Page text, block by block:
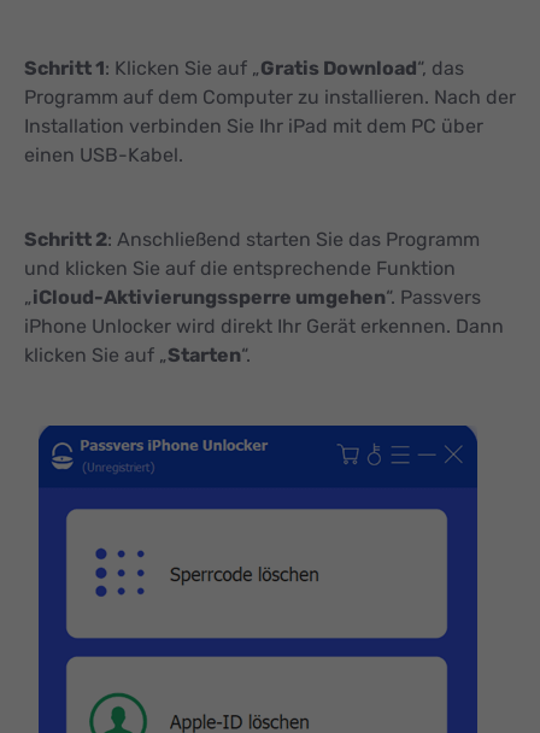
Schritt 1: Klicken Sie auf „Gratis Download“, das
Programm auf dem Computer zu installieren. Nach der
Installation verbinden Sie Ihr iPad mit dem PC über
einen USB-Kabel.
Schritt 2: Anschließend starten Sie das Programm
und klicken Sie auf die entsprechende Funktion
„iCloud-Aktivierungssperre umgehen“. Passvers
iPhone Unlocker wird direkt Ihr Gerät erkennen. Dann
klicken Sie auf „Starten“.